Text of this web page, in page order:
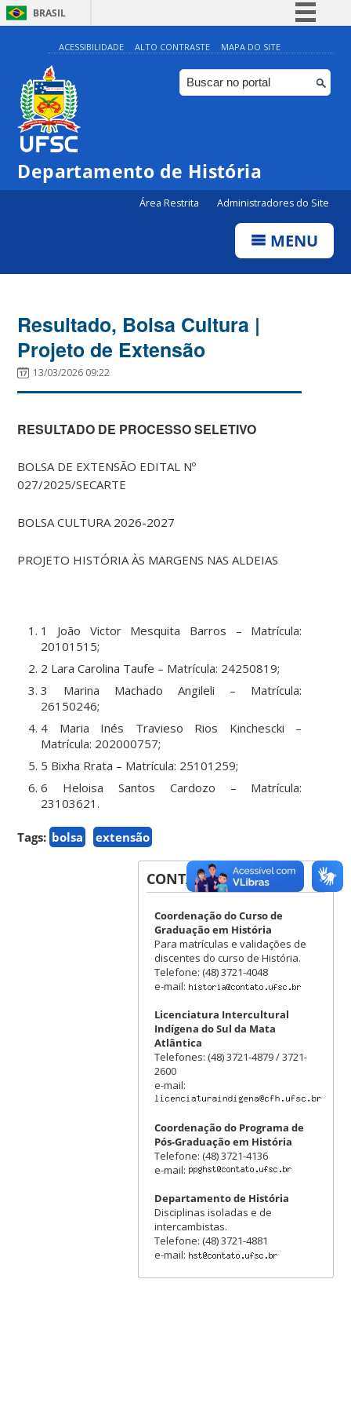
BRASIL
Simplifique!
Comunica BR
Participe
Canais
ACESSIBILIDADE ALTO CONTRASTE MAPA DO SITE
Departamento de História
Área Restrita Administradores do Site
MENU
Resultado, Bolsa Cultura |
Projeto de Extensão
13/03/2026 09:22
RESULTADO DE PROCESSO SELETIVO
BOLSA DE EXTENSÃO EDITAL Nº
027/2025/SECARTE
BOLSA CULTURA 2026-2027
PROJETO HISTÓRIA ÀS MARGENS NAS ALDEIAS
1 João Victor Mesquita Barros – Matrícula:
20101515;
2 Lara Carolina Taufe – Matrícula: 24250819;
3 Marina Machado Angileli – Matrícula:
26150246;
4 Maria Inés Travieso Rios Kinchescki –
Matrícula: 202000757;
5 Bixha Rrata – Matrícula: 25101259;
6 Heloisa Santos Cardozo – Matrícula:
23103621.
Tags: bolsa extensão
CONTATOS
Coordenação do Curso de
Graduação em História
Para matrículas e validações de
discentes do curso de História.
Telefone: (48) 3721-4048
e-mail:
Licenciatura Intercultural
Indígena do Sul da Mata
Atlântica
Telefones: (48) 3721-4879 / 3721-
2600
e-mail:
Coordenação do Programa de
Pós-Graduação em História
Telefone: (48) 3721-4136
e-mail:
Departamento de História
Disciplinas isoladas e de
intercambistas.
Telefone: (48) 3721-4881
e-mail: